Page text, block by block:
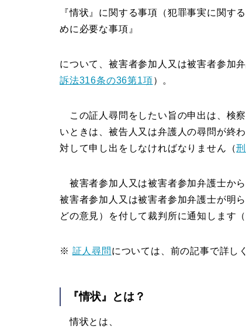
『情状』に関する事項（犯罪事実に関す
めに必要な事項』
について、被害者参加人又は被害者参加
訴法316条の36第1項）。
この証人尋問をしたい旨の申出は、検
いときは、被告人又は弁護人の尋問が終
対して申し出をしなければなりません（
被害者参加人又は被害者参加弁護士か
被害者参加人又は被害者参加弁護士が明
どの意見）
を付して裁判所に通知します（
※ 証人尋問 については、前の記事で詳し
『情状』とは？
情状とは、